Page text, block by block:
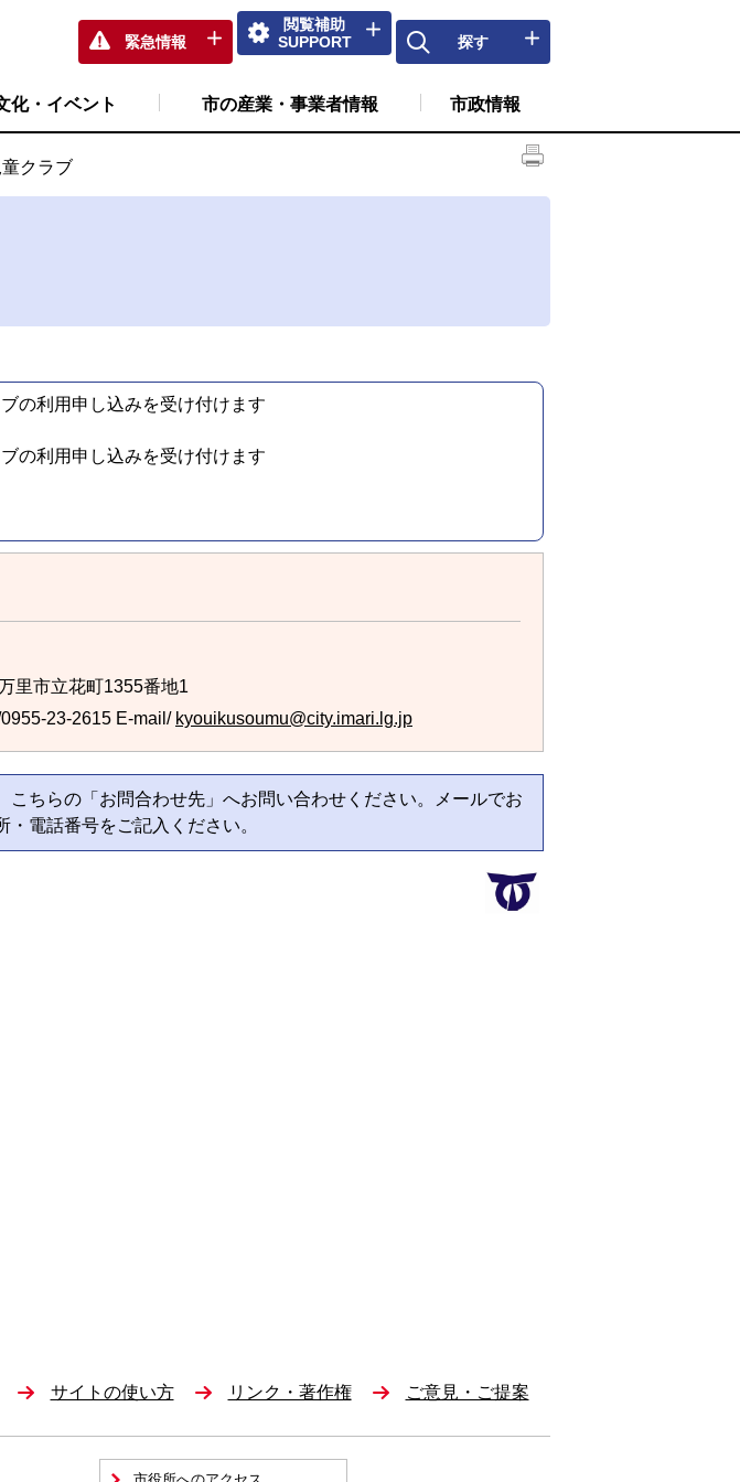
緊急情報
閲覧補助
SUPPORT
探す
化・イベント 市の産業・事業者情報 市政情報
クラブ
の利用申し込みを受け付けます
の利用申し込みを受け付けます
里市立花町1355番地1
0955-23-2615 E-mail/ kyouikusoumu@city.imari.lg.jp
こちらの「お問合わせ先」へお問い合わせください。メールでお
電話番号をご記入ください。
サイトの使い方 リンク・著作権 ご意見・ご提案